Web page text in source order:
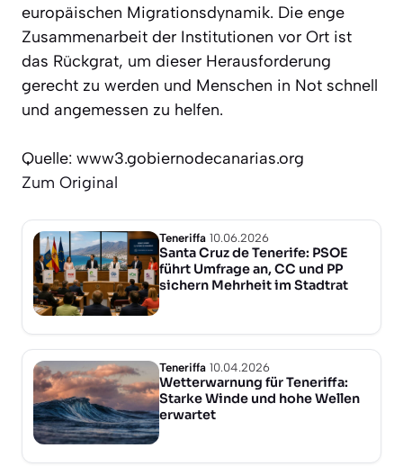
europäischen Migrationsdynamik. Die enge
Zusammenarbeit der Institutionen vor Ort ist
das Rückgrat, um dieser Herausforderung
gerecht zu werden und Menschen in Not schnell
und angemessen zu helfen.
Quelle: www3.gobiernodecanarias.org
Zum Original
Teneriffa 10.06.2026
Santa Cruz de Tenerife: PSOE
führt Umfrage an, CC und PP
sichern Mehrheit im Stadtrat
Teneriffa 10.04.2026
Wetterwarnung für Teneriffa:
Starke Winde und hohe Wellen
erwartet